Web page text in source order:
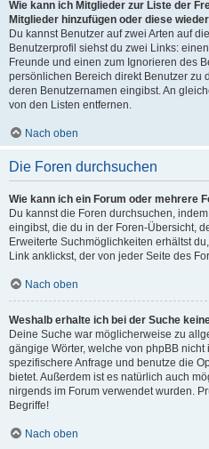
Wie kann ich Mitglieder zur Liste der
Mitglieder hinzufügen oder diese
Du kannst Benutzer auf zwei Arten auf
Benutzerprofil siehst du zwei Links:
Freunde und einen zum Ignorieren des
persönlichen Bereich direkt Benutzer zu
deren Benutzernamen eingibst. An
von den Listen entfernen.
Nach oben
Die Foren durchsuchen
Wie kann ich ein Forum oder mehrere
Du kannst die Foren durchsuchen,
eingibst, die du in der Foren-Übersicht,
Erweiterte Suchmöglichkeiten erhältst
Link anklickst, der von jeder Seite des
Nach oben
Weshalb erhalte ich bei der Suche
Deine Suche war möglicherweise zu
gängige Wörter, welche von phpBB
spezifischere Anfrage und benutze die
bietet. Außerdem ist es natürlich auch
nirgends im Forum verwendet wurden.
Begriffe!
Nach oben